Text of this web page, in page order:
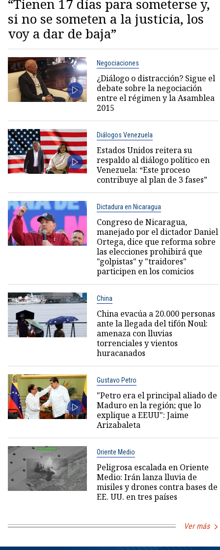
“Tienen 17 días para someterse y,
si no se someten a la justicia, los
voy a dar de baja”
Negociaciones
¿Diálogo o distracción? Sigue el
debate sobre la negociación
entre el régimen y la Asamblea
2015
Diálogos Venezuela
Estados Unidos reitera su
respaldo al diálogo político en
Venezuela: “Este proceso
contribuye al plan de 3 fases”
Dictadura en Nicaragua
Congreso de Nicaragua,
manejado por el dictador Daniel
Ortega, dice que reforma sobre
las elecciones prohibirá que
"golpistas" y "traidores"
participen en los comicios
China
China evacúa a 20.000 personas
ante la llegada del tifón Noul:
amenaza con lluvias
torrenciales y vientos
huracanados
Gustavo Petro
"Petro era el principal aliado de
Maduro en la región; que lo
explique a EEUU": Jaime
Arizabaleta
Oriente Medio
Peligrosa escalada en Oriente
Medio: Irán lanza lluvia de
misiles y drones contra bases de
EE. UU. en tres países
Ver más